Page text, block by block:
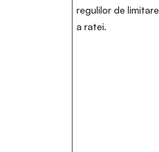
regulilor de limitare
a ratei.